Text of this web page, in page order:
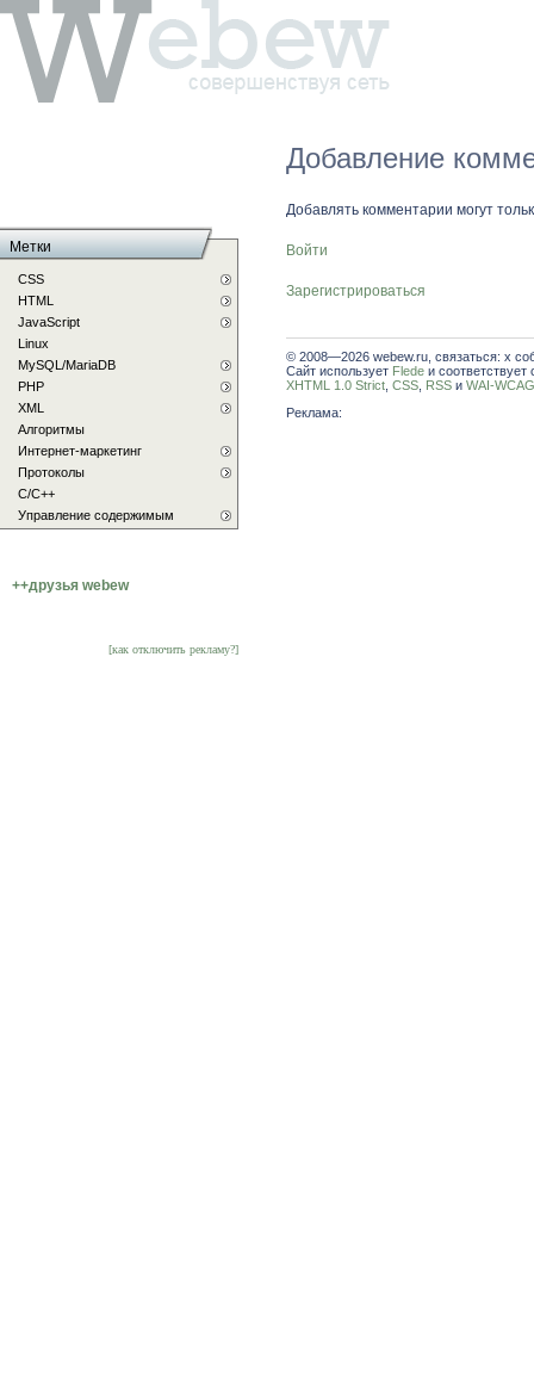
Добавление
Добавлять комментарии могут
Войти
Зарегистрироваться
© 2008—2026 webew.ru, связаться: x
Сайт использует Flede и соответствует
XHTML 1.0 Strict CSS RSS и WAI-
Реклама:
Метки
CSS
HTML
JavaScript
Linux
MySQL/MariaDB
PHP
XML
Алгоритмы
Интернет-маркетинг
Протоколы
С/C++
Управление содержимым
++друзья webew
[как отключить рекламу?]